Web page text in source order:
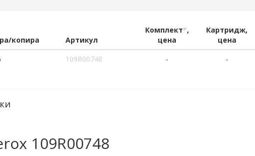
копира Артикул
Комплект*,
цена
Картридж,
цена
109R00748 - -
109R00748